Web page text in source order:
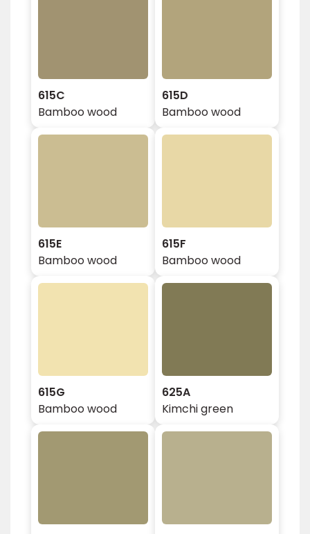
615C
Bamboo wood
615D
Bamboo wood
615E
Bamboo wood
615F
Bamboo wood
615G
Bamboo wood
625A
Kimchi green